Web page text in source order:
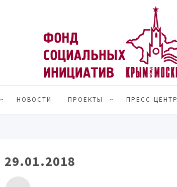
НОВОСТИ ПРОЕКТЫ ПРЕСС-ЦЕНТР
29.01.2018